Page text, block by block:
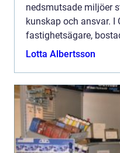
nedsmutsade miljöer
kunskap och ansvar. I
fastighetsägare,
företag ett växande
Lotta Albertsson